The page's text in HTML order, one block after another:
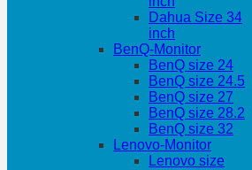
Dahua Size 34
inch
BenQ-Monitor
BenQ size 24
BenQ size 24.5
BenQ size 27
BenQ size 28.2
BenQ size 32
Lenovo-Monitor
Lenovo size